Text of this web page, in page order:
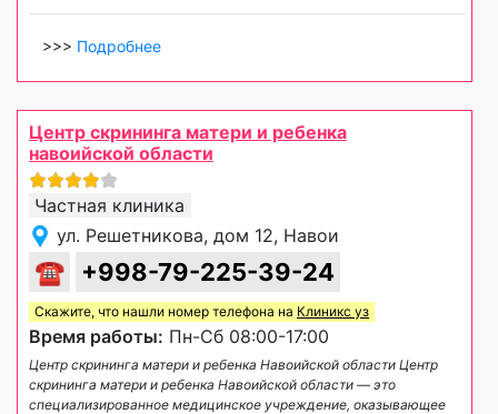
>>> Подробнее
Центр скрининга матери и ребенка
навоийской области
Частная клиника
ул. Решетникова, дом 12, Навои
☎ +998-79-225-39-24
Скажите, что нашли номер телефона на Клиникс уз
Время работы: Пн-Сб 08:00-17:00
Центр скрининга матери и ребенка Навоийской области Центр
скрининга матери и ребенка Навоийской области — это
специализированное медицинское учреждение, оказывающее